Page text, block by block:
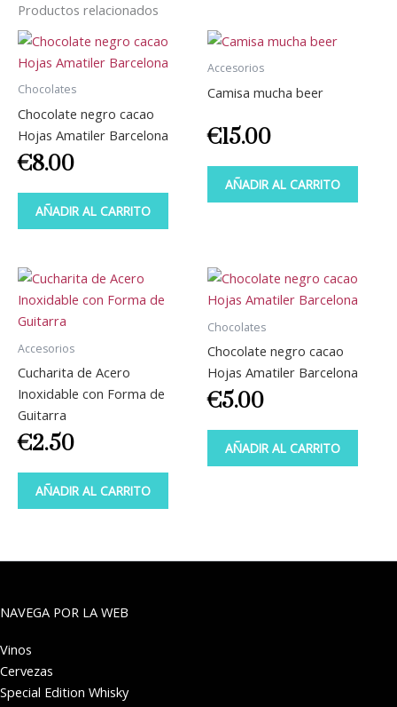
Productos relacionados
Chocolates
Chocolate negro cacao
Hojas Amatiler Barcelona
€8.00
AÑADIR AL CARRITO
Accesorios
Camisa mucha beer
€15.00
AÑADIR AL CARRITO
Accesorios
Cucharita de Acero
Inoxidable con Forma de
Guitarra
€2.50
AÑADIR AL CARRITO
Chocolates
Chocolate negro cacao
Hojas Amatiler Barcelona
€5.00
AÑADIR AL CARRITO
NAVEGA POR LA WEB
Vinos
Cervezas
Special Edition Whisky